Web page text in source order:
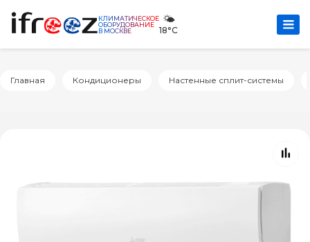
КЛИМАТИЧЕСКОЕ
ОБОРУДОВАНИЕ
В МОСКВЕ
🌤️
18°C
Главная Кондиционеры Настенные сплит-системы